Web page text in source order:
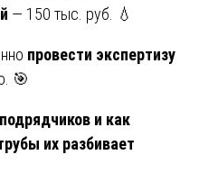
— 150 тыс. руб. 💧
провести экспертизу
🎯
и как
их разбивает